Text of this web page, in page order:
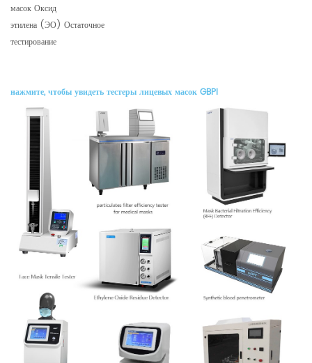
масок Оксид
этилена (ЭО) Остаточное
тестирование
нажмите, чтобы увидеть тестеры лицевых масок GBPI